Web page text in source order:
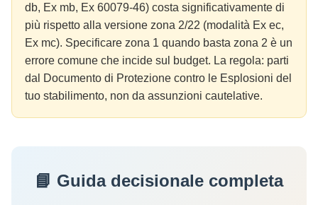
db, Ex mb, Ex 60079-46) costa significativamente di
più rispetto alla versione zona 2/22 (modalità Ex ec,
Ex mc). Specificare zona 1 quando basta zona 2 è un
errore comune che incide sul budget. La regola: parti
dal Documento di Protezione contro le Esplosioni del
tuo stabilimento, non da assunzioni cautelative.
📘 Guida decisionale completa